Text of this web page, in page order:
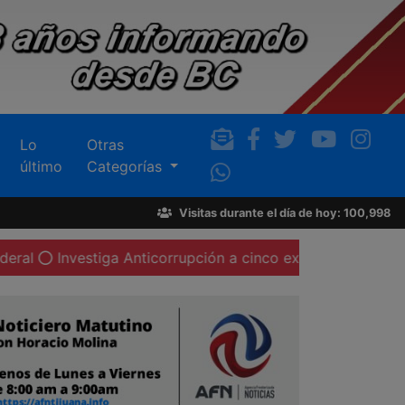
Lo
último
Otras
Categorías
Visitas durante el día de hoy: 100,998
Anticorrupción a cinco ex funcionarios y dos en